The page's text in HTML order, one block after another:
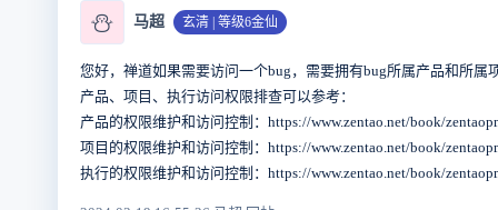
⛄ 马超 玄清 | 等级6金仙
您好，禅道如果需要访问一个bug，需要拥有bug所属产品和所
产品、项目、执行访问权限排查可以参考：
产品的权限维护和访问控制：https://www.zentao.net/book/
项目的权限维护和访问控制：https://www.zentao.net/book/
执行的权限维护和访问控制：https://www.zentao.net/book/